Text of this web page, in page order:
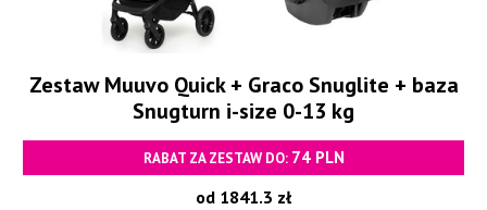
Zestaw Muuvo Quick + Graco Snuglite + baza
Snugturn i-size 0-13 kg
RABAT ZA ZESTAW DO: 74 PLN
od 1841.3 zł